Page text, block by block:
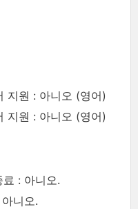
지원 : 아니오 (영어)
지원 : 아니오 (영어)
: 아니오.
니오.